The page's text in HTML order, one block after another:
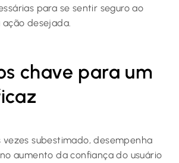
para se sentir seguro ao
desejada.
chave para um
vezes subestimado, desempenha
aumento da confiança do usuário